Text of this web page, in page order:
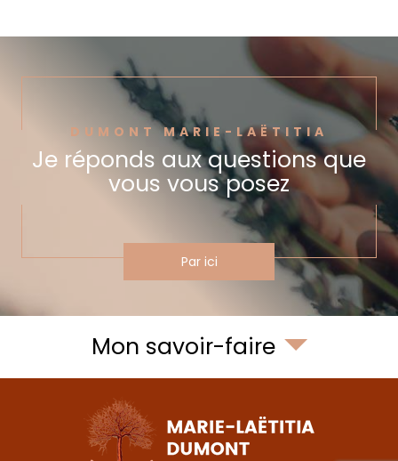
DUMONT MARIE-LAËTITIA
Je réponds aux questionsque
vous vous posez
Par ici
Mon savoir-faire